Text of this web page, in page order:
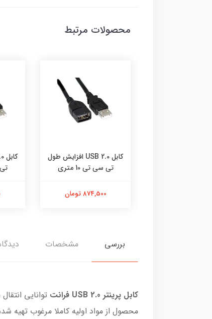
محصولات مرتبط
کابل USB 2.0 افزایش طول
تی سی تی 10 متری
874,500 تومان
تی
بررسی مشخصات
کابل پرینتر USB 2.0 فرانت
محصول از مواد اولیه کاملا مرغوب تهیه